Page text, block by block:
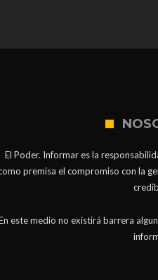
El Poder. Informar es la
premisa el compromiso con la
este medio no existirá barrera